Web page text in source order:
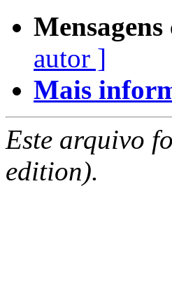
autor ]
Mais
Este arquivo
edition).